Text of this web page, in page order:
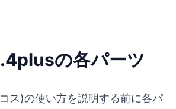
の各パーツ
ス)の使い方を説明する前に各パ